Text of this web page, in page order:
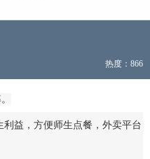
热度：866
益，方便师生点餐，外卖平台